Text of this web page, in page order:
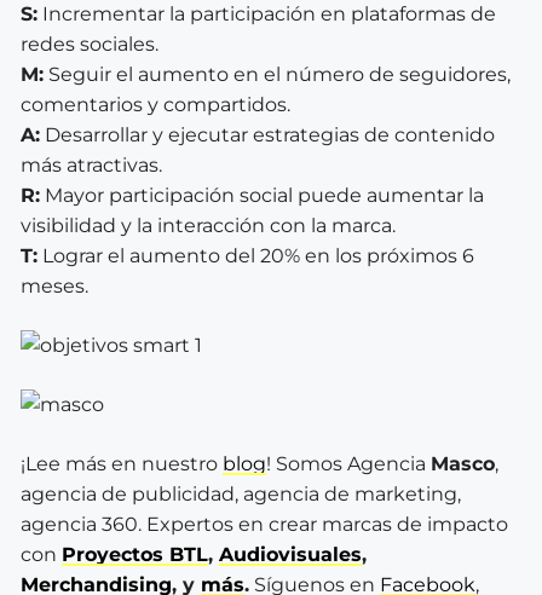
S: Incrementar la participación en plataformas de
redes sociales.
M: Seguir el aumento en el número de seguidores,
comentarios y compartidos.
A: Desarrollar y ejecutar estrategias de contenido
más atractivas.
R: Mayor participación social puede aumentar la
visibilidad y la interacción con la marca.
T: Lograr el aumento del 20% en los próximos 6
meses.
¡Lee más en nuestro blog! Somos Agencia Masco,
agencia de publicidad, agencia de marketing,
agencia 360. Expertos en crear marcas de impacto
con Proyectos BTL, Audiovisuales,
Merchandising, y más. Síguenos en Facebook,